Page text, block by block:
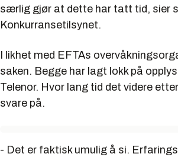
særlig gjør at dette har tatt tid, sier
Konkurransetilsynet.
I likhet med EFTAs
saken. Begge har lagt lokk på
Telenor. Hvor lang tid det videre
svare på.
- Det er faktisk umulig å si.